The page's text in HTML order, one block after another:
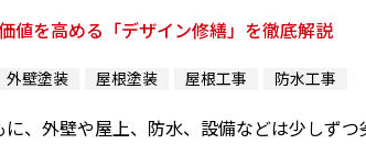
値を高める「デザイン修繕」を徹底解説
外壁塗装 屋根塗装 屋根工事 防水工事
、外壁や屋上、防水、設備などは少しずつ